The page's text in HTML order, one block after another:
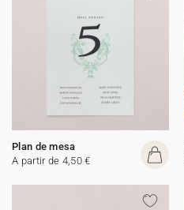
Plan de mesa
A partir de 4,50 €